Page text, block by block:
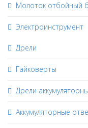
Молоток отбойный
Электроинструмент
Дрели
Гайковерты
Дрели
Аккумуляторные